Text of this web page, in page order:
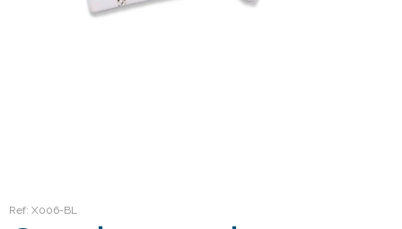
Ref: X006-BL